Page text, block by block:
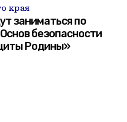
края
заниматься по
безопасности
Родины»